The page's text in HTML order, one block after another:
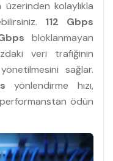
kolaylıkla
112 Gbps
bloklanmayan
veri trafiğinin
sağlar.
yönlendirme hızı,
ödün